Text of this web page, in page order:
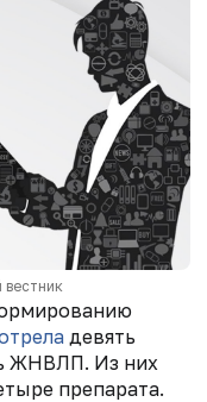
девять
ЖНВЛП. Из них
препарата.